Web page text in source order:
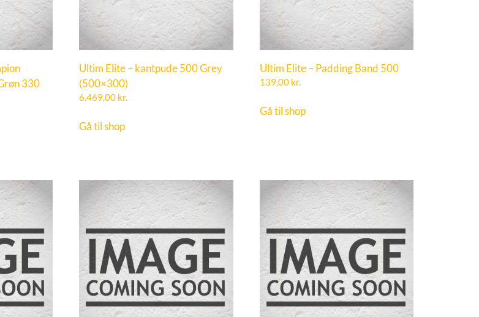
330
Ultim Elite – kantpude 500 Grey
(500×300)
6.469,00 kr.
Gå til shop
Ultim Elite – Padding Band 500
139,00 kr.
Gå til shop